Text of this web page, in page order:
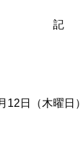
記
（木曜日）